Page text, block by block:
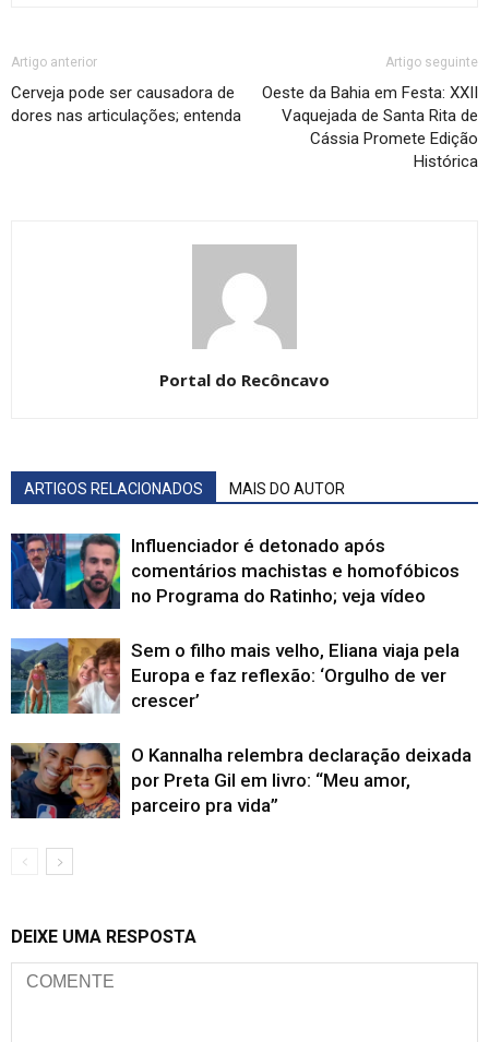
Artigo anterior
Cerveja pode ser causadora de
dores nas articulações; entenda
Artigo seguinte
Oeste da Bahia em Festa: XXII
Vaquejada de Santa Rita de
Cássia Promete Edição
Histórica
Portal do Recôncavo
ARTIGOS RELACIONADOS MAIS DO AUTOR
Influenciador é detonado após
comentários machistas e homofóbicos
no Programa do Ratinho; veja vídeo
Sem o filho mais velho, Eliana viaja pela
Europa e faz reflexão: ‘Orgulho de ver
crescer’
O Kannalha relembra declaração deixada
por Preta Gil em livro: “Meu amor,
parceiro pra vida”
DEIXE UMA RESPOSTA